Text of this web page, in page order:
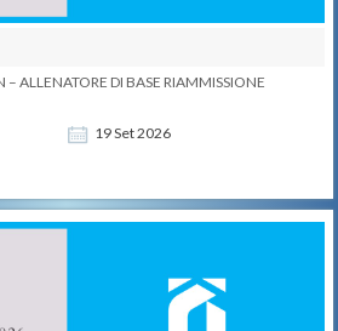
19Set2026
ALLENATORE DI BASE RIAMMISSIONE